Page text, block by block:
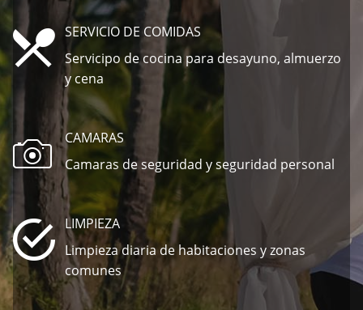
SERVICIO DE COMIDAS
Servicipo de cocina para desayuno, almuerzo
y cena
CAMARAS
Camaras de seguridad y seguridad personal
LIMPIEZA
Limpieza diaria de habitaciones y zonas
comunes